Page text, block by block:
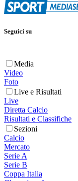
Seguici su
Media
Video
Foto
Live e Risultati
Live
Diretta Calcio
Risultati e Classifiche
Sezioni
Calcio
Mercato
Serie A
Serie B
Coppa Italia